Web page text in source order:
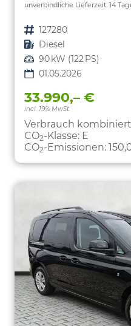
unverbindliche Lieferzeit: 14
Fahrzeugnr. 127280
Kraftstoff Diesel
Leistung 90 kW (122 PS)
01.05.2026
33.990,– €
incl. 19% MwSt.
Verbrauch
CO2-Klasse: E
CO2-Emissionen: